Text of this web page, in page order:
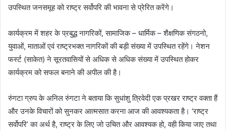
उपस्थित जनसमूह को राष्ट्र सर्वोपरि की भावना से प्रेरित करेंगे।
कार्यक्रम में शहर के प्रबुद्ध नागरिकों, सामाजिक – धार्मिक – शैक्षणिक संगठनो,
युवाओं, माताओं एवं राष्ट्रभक्त नागरिकों की बड़ी संख्या में उपस्थित रहेंगे। नेशन
फर्स्ट (साकेत) ने सूरतवासियों से अधिक से अधिक संख्या में उपस्थित होकर
कार्यक्रम को सफल बनाने की अपील की है।
रुंगटा ग्रुप के अनिल रुंगटा ने बताया कि सुधांशु त्रिवेदी एक प्रखर राष्ट्र वक्ता हैं
और उनके विचारों को सुनकर आत्मसात करना आज की आवश्यकता है। ‘राष्ट्र
सर्वोपरि’ का अर्थ है, राष्ट्र के लिए जो उचित और आवश्यक हो, वही किया जाए तथा